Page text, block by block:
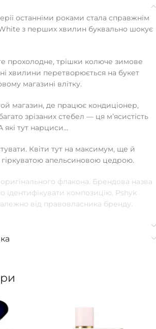
останніми роками стала справжнім
з перших хвилин буквально шокує
прохолодне, трішки колюче зимове
хвилини перетворюється на букет
магазині влітку.
магазин, де працює кондиціонер,
зрізаних стебел — ця мʼясистість
які тут нарциси…
Квіти тут на максимум, ще й
гіркуватою апельсиновою цедрою.
флакона. Брендова назва
ідентифікувати композицію. Pshyk
від правовласника бренду.